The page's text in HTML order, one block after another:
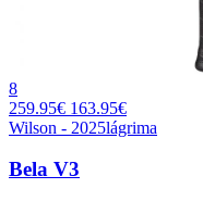
8
259.95€ 163.95€
Wilson - 2025lágrima
Bela V3